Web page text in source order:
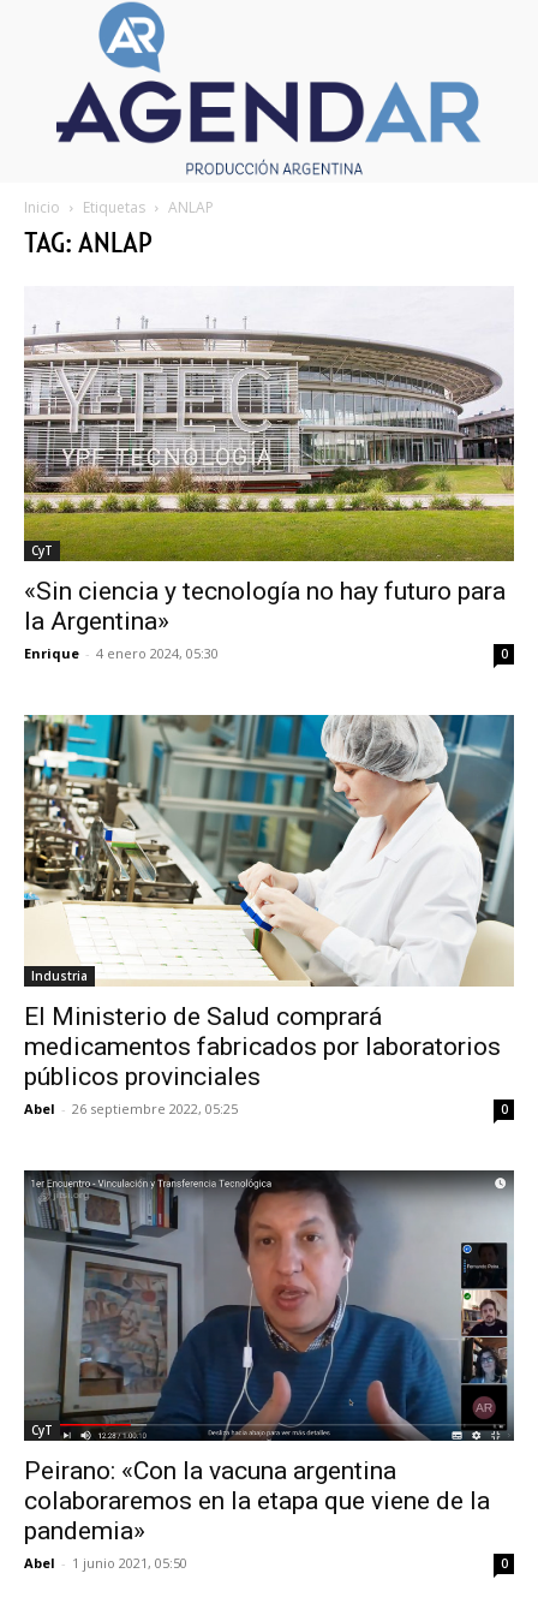
Inicio Etiquetas ANLAP
TAG: ANLAP
CyT
«Sin ciencia y tecnología no hay futuro para
la Argentina»
Enrique - 4 enero 2024, 05:30 0
Industria
El Ministerio de Salud comprará
medicamentos fabricados por laboratorios
públicos provinciales
Abel - 26 septiembre 2022, 05:25 0
CyT
Peirano: «Con la vacuna argentina
colaboraremos en la etapa que viene de la
pandemia»
Abel - 1 junio 2021, 05:50 0